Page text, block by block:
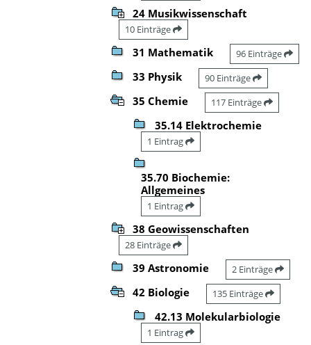
24 Musikwissenschaft
10 Einträge
31 Mathematik 96 Einträge
33 Physik 90 Einträge
35 Chemie 117 Einträge
35.14 Elektrochemie
1 Eintrag
35.70 Biochemie:
Allgemeines
1 Eintrag
38 Geowissenschaften
28 Einträge
39 Astronomie 2 Einträge
42 Biologie 135 Einträge
42.13 Molekularbiologie
1 Eintrag